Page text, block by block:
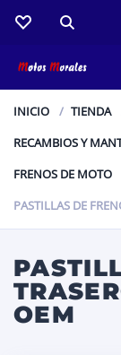
INICIO
TIENDA
RECAMBIOS Y
FRENOS DE MOTO
PASTILLAS DE
OEM